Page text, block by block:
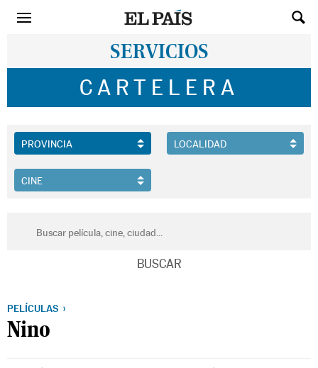
SERVICIOS
CARTELERA
PELÍCULAS
Nino